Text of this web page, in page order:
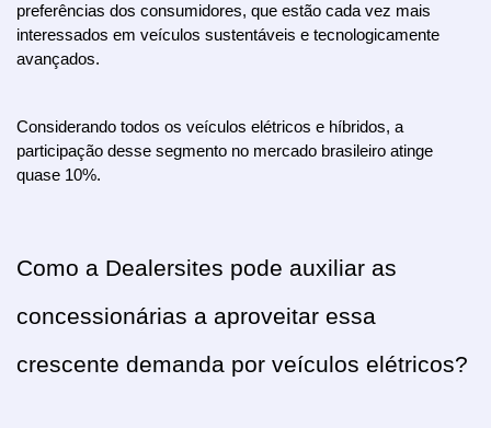
preferências dos consumidores, que estão cada vez mais
interessados em veículos sustentáveis e tecnologicamente
avançados.
Considerando todos os veículos elétricos e híbridos, a
participação desse segmento no mercado brasileiro atinge
quase 10%.
Como a Dealersites pode auxiliar as
concessionárias a aproveitar essa
crescente demanda por veículos elétricos?